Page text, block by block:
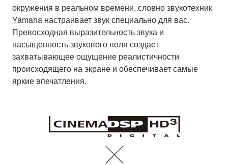
окружения в реальном времени, словно звукотехник
Yamaha настраивает звук специально для вас.
Превосходная выразительность звука и
насыщенность звукового поля создает
захватывающее ощущение реалистичности
происходящего на экране и обеспечивает самые
яркие впечатления.